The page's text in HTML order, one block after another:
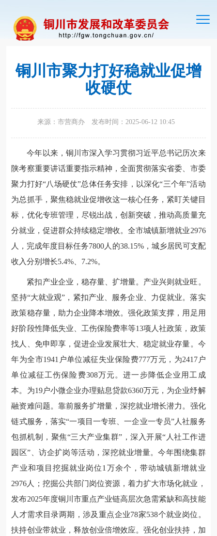
切
换
铜川市聚力打好稳就业促增
收硬仗
来源：市营商办 发布时间：2025-06-12 10:45
今年以来，铜川市深入学习贯彻习近平总书记历次来
陕考察重要讲话重要指示精神，全面贯彻落实省委、市委
聚力打好“八场硬仗”总体任务安排，以深化“三个年”活动
为总抓手，聚焦稳就业促增收这一核心任务，紧盯关键目
标，优化专班管理，尽锐出战，创新突破，推动高质量充
分就业，促进群众持续稳定增收。全市城镇新增就业2976
人，完成年度目标任务7800人的38.15%，城乡居民可支配
收入分别增长5.4%、7.2%。
紧扣产业企业，稳存量、扩增量。产业兴则就业旺。
坚持“大就业观”，紧扣产业、服务企业、力促就业。落实
政策稳存量，助力企业降本增效。强化政策支撑，用足用
好阶段性降低失业、工伤保险费率等13项人社政策，政策
找人、免申即享，促进企业发展壮大、稳定就业存量。今
年为全市1941户单位减征失业保险费777万元，为2417户
单位减征工伤保险费308万元。进一步降低企业用工成
本。为19户小微企业办理贴息贷款6360万元，为企业纾解
融资难问题。靠前服务扩增量，深挖就业增长潜力。强化
链式服务，落实“一项目一专班、一企业一专员”人社服务
包抓机制，聚焦“三大产业集群”，深入开展“人社工作进
园区”、访企扩岗等活动，深挖就业增量。今年围绕集群
产业和项目挖掘就业岗位1万余个，带动城镇新增就业
2976人；挖掘公共部门岗位资源，着力扩大市场化就业，
发布2025年度铜川市重点产业链高层次急需紧缺和高技能
人才需求目录两期，涉及重点企业78家538个就业岗位。
扶持创业带就业，释放创业倍增效应。强化创业扶持，加